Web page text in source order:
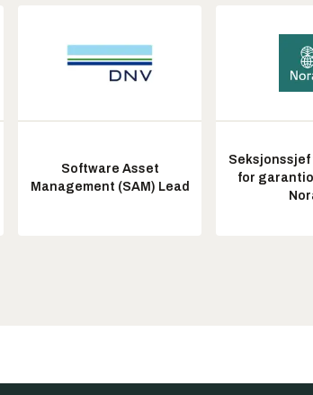
Software Asset
Management (SAM) Lead
Seksjonssjef
for